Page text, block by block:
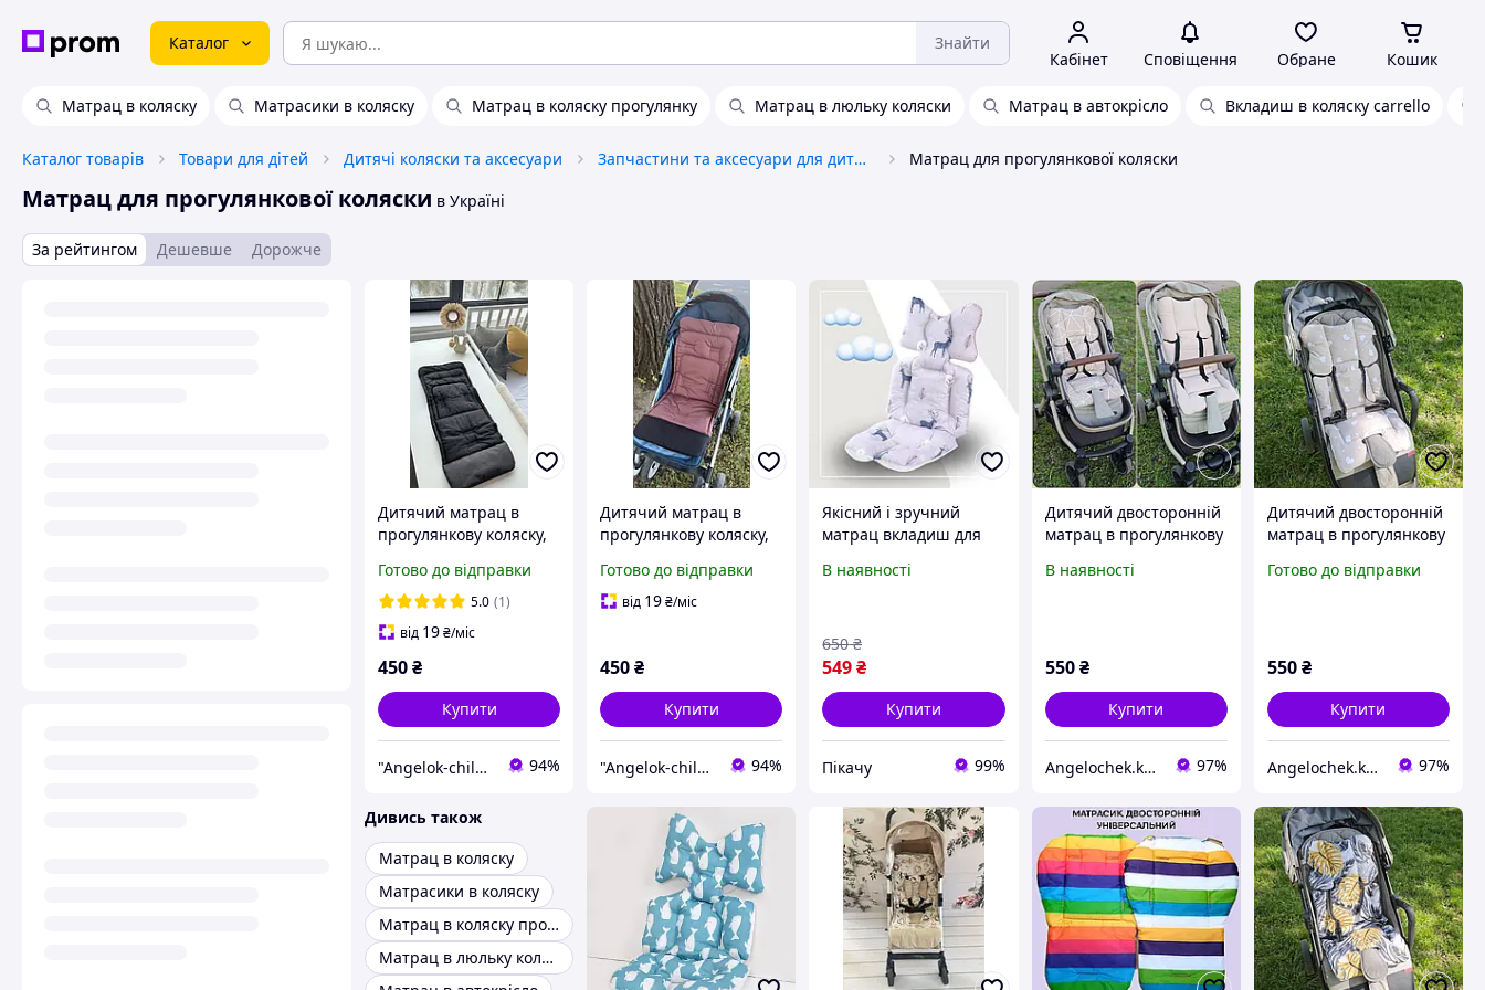
Каталог Знайти
Кабінет Сповіщення Обране Кошик
Матрац в коляску Матрасики в коляску Матрац в коляску прогулянку Матрац в люльку коляски Матрац в автокрісло Вкладиш в коляску carrello
Каталог товарів Товари для дітей Дитячі коляски та аксесуари Запчастини та аксесуари для дитячих колясок Матрац для прогулянкової коляски
Матрац для прогулянкової коляски в Україні
За рейтингом Дешевше Дорожче
Дитячий матрац в
прогулянкову коляску,
для годування Angelok-
child
Готово до відправки
5.0 (1)
від 19₴/міс
450₴
Купити
"Angelok-child": Інтернет-магазин дитячих товарів. Зимові комбінезони. Зимові конверти в коляску 94%
Дитячий матрац в
прогулянкову коляску,
для годування Angelok-
child
Готово до відправки
від 19₴/міс
450₴
Купити
"Angelok-child": Інтернет-магазин дитячих товарів. Зимові комбінезони. Зимові конверти в коляску 94%
Якісний і зручний
матрац вкладиш для
та автокрісел (4112)
В наявності
549₴
650 ₴
Купити
Пікачу 99%
Дитячий двосторонній
матрац в прогулянкову
стільчик для годування
В наявності
550 ₴
Купити
Angelochek.kh - інтернет-магазин дитячих товарів та настільних ігор 97%
Дитячий двосторонній
матрац в прогулянкову
стільчик для годування
Готово до відправки
550₴
Купити
Angelochek.kh - інтернет-магазин дитячих товарів та настільних ігор 97%
Дивись також
Матрац в коляску
Матрасики в коляску
Матрац в коляску прогулянку
Матрац в люльку коляски